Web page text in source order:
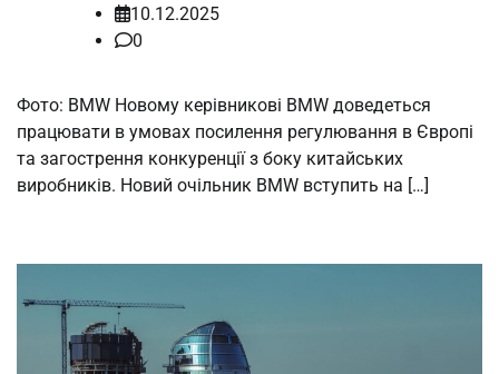
10.12.2025
0
Фото: BMW Новому керівникові BMW доведеться
працювати в умовах посилення регулювання в Європі
та загострення конкуренції з боку китайських
виробників. Новий очільник BMW вступить на […]